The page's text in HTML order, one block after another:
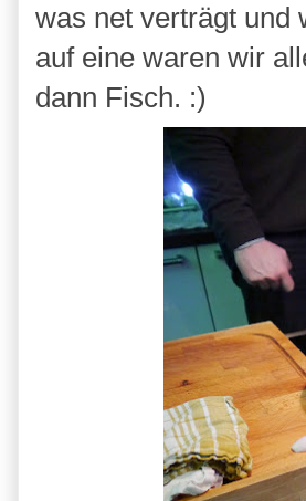
was net verträgt und
auf eine waren wir
dann Fisch. :)